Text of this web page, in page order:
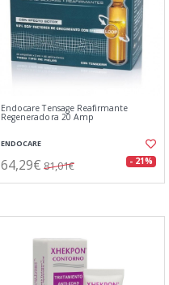
Endocare Tensage Reafirmante
Regeneradora 20 Amp
ENDOCARE
64,29€ 81,01€ - 21%